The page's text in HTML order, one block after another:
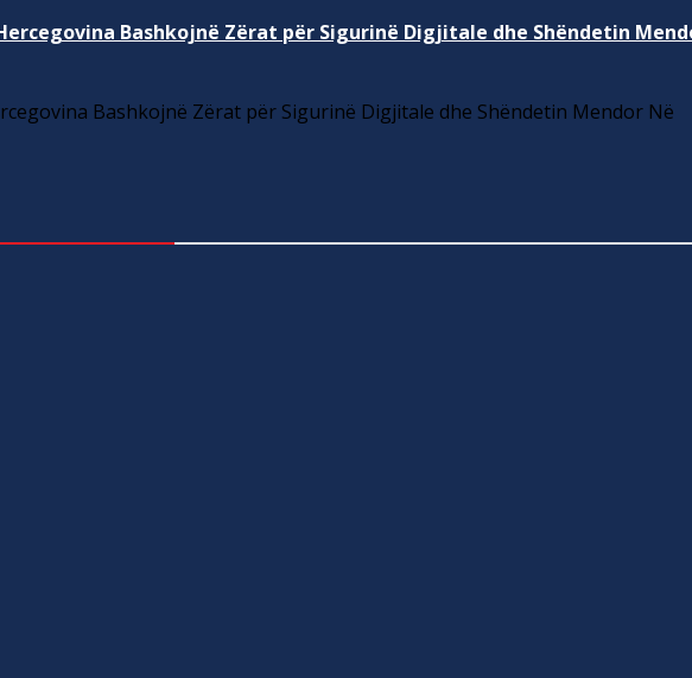
Bashkojnë Zërat për Sigurinë Digjitale dhe Shëndetin
Bashkojnë Zërat për Sigurinë Digjitale dhe Shëndetin Mendor Në